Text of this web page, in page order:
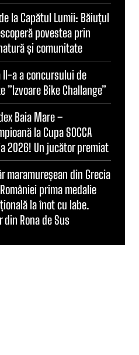
la Capătul Lumii: Băiuțul
povestea prin
și comunitate
II-a a concursului de
”Izvoare Bike Challange”
Baia Mare –
la Cupa SOCCA
2026! Un jucător premiat
maramureșean din Grecia
prima medalie
la înot cu labe.
din Rona de Sus